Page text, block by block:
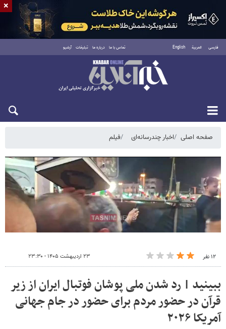
فارسی العربية English تماس با ما درباره ما تبلیغات آرشیو
پنجشنبه ۱۵ مرداد ۱۴۰۵
صفحه اصلی اخبار چندرسانه‌ای فیلم
۱۲ نفر ۲۳ اردیبهشت ۱۴۰۵ - ۲۳:۳۰
ببینید | رد شدن ملی پوشان فوتبال ایران از زیر
قرآن در حضور مردم برای حضور در جام جهانی
آمریکا ۲۰۲۶
×